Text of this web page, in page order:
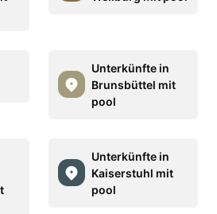
Unterkünfte in
Brunsbüttel mit
pool
Unterkünfte in
Kaiserstuhl mit
pool